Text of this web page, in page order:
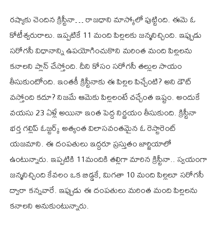
రష్యాకు చెందిన క్రిస్టీనా… రాజధాని మాస్కోలో పుట్టింది. ఈమె ఓ
కోటీశ్వరురాలు. ఇప్పటికే 11 మంది పిల్లలకు జన్మనిచ్చింది. ఇప్పుడు
సరోగసీ విధానాన్ని ఉపయోగించుకొని మరింత మంది పిల్లలను
కనాలని ప్లాన్ చేస్తోంది. దీని కోసం సరోగసీ తల్లుల సాయం
తీసుకుంటోంది. ఇంతకీ క్రిస్టీనాకు ఈ పిల్లల పిచ్చేంటి? అని డౌట్
వస్తోంది కదూ? నిజమే ఆమెకు పిల్లలంటే చచ్చేంత ఇష్టం. అందుకే
వయసు 23 ఏళ్లే అయినా ఇంత పెద్ద నిర్ణయం తీసుకుంది. క్రిస్టీనా
భర్త గల్లిప్ ఓజ్టర్క్ అత్యంత విలాసవంతమైన ఓ రెస్టారెంట్
యజమాని. ఈ దంపతులు ఇద్దరూ ప్రస్తుతం జార్జియాలో
ఉంటున్నారు. ఇప్పటికి 11మందికి తల్లిగా మారిన క్రిస్టీనా.. స్వయంగా
జన్మనిచ్చింది కేవలం ఒక బిడ్డకే, మిగతా 10 మంది పిల్లలూ సరోగసీ
ద్వారా కన్నవారే. ఇప్పుడు ఈ దంపతులు మరింత మంది పిల్లలను
కనాలని అనుకుంటున్నారు.